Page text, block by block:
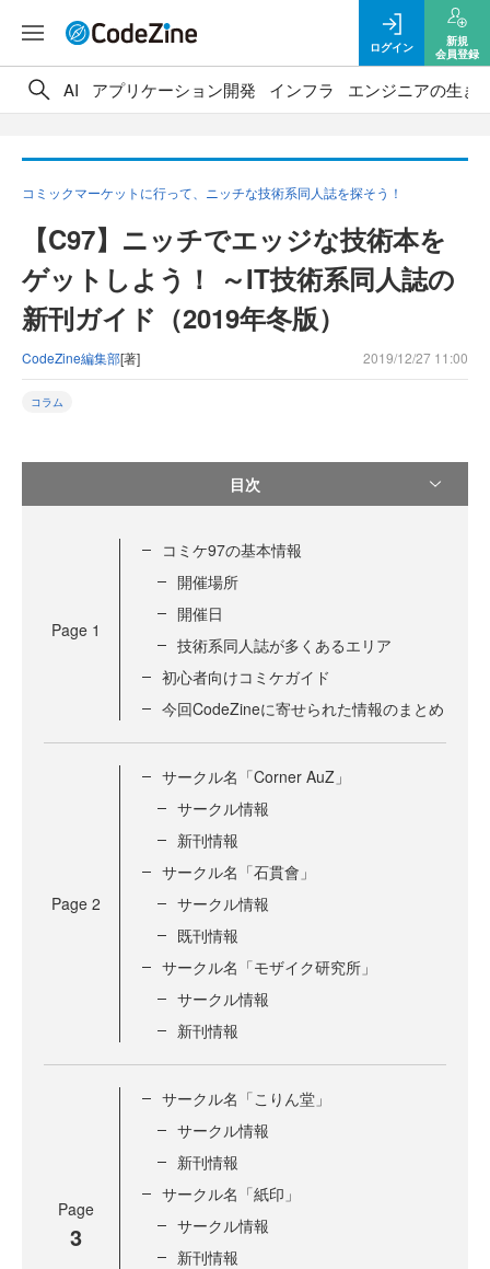
ログイン
新規
会員登録
AI アプリケーション開発 インフラ エンジニアの生き
コミックマーケットに行って、ニッチな技術系同人誌を探そう！
【C97】ニッチでエッジな技術本を
ゲットしよう！ ～IT技術系同人誌の
新刊ガイド（2019年冬版）
CodeZine編集部[著] 2019/12/27 11:00
コラム
目次
Page 1
コミケ97の基本情報
開催場所
開催日
技術系同人誌が多くあるエリア
初心者向けコミケガイド
今回CodeZineに寄せられた情報のまとめ
Page 2
サークル名「Corner AuZ」
サークル情報
新刊情報
サークル名「石貫會」
サークル情報
既刊情報
サークル名「モザイク研究所」
サークル情報
新刊情報
Page
3
サークル名「こりん堂」
サークル情報
新刊情報
サークル名「紙印」
サークル情報
新刊情報